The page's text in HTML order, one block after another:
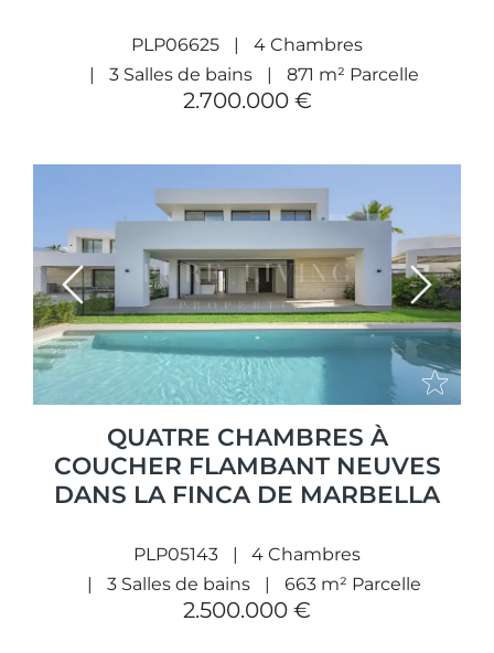
PLP06625
4 Chambres
3 Salles de bains
871 m² Parcelle
2.700.000 €
Previous Next
QUATRE CHAMBRES À
COUCHER FLAMBANT NEUVES
DANS LA FINCA DE MARBELLA
PLP05143
4 Chambres
3 Salles de bains
663 m² Parcelle
2.500.000 €